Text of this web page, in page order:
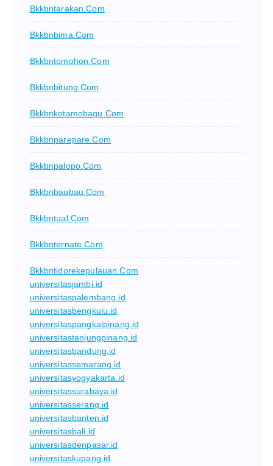
Bkkbntarakan.com
Bkkbnbima.com
Bkkbntomohon.com
Bkkbnbitung.com
Bkkbnkotamobagu.com
Bkkbnparepare.com
Bkkbnpalopo.com
Bkkbnbaubau.com
Bkkbntual.com
Bkkbnternate.com
Bkkbntidorekepulauan.com
universitasjambi.id
universitaspalembang.id
universitasbengkulu.id
universitaspangkalpinang.id
universitastanjungpinang.id
universitasbandung.id
universitassemarang.id
universitasyogyakarta.id
universitassurabaya.id
universitasserang.id
universitasbanten.id
universitasbali.id
universitasdenpasar.id
universitaskupang.id